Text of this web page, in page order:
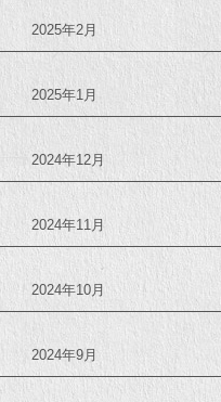
2025年2月
2025年1月
2024年12月
2024年11月
2024年10月
2024年9月